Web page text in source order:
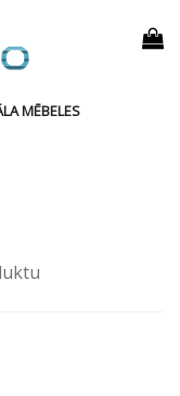
MĒBELES